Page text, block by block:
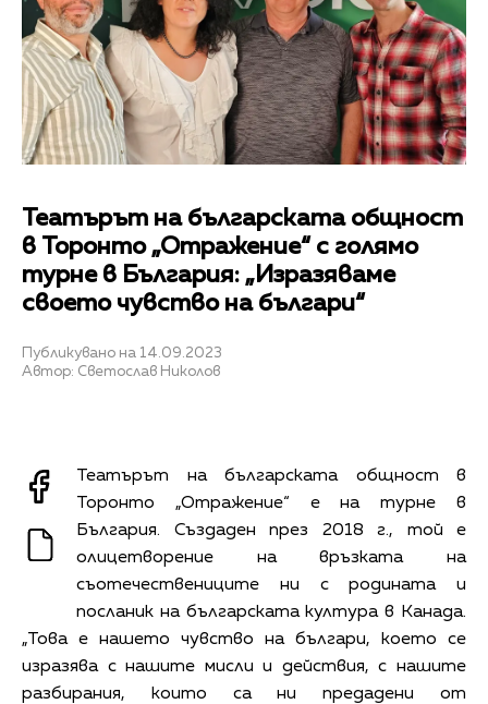
Театърът на българската общност
в Торонто „Отражение“ с голямо
турне в България: „Изразяваме
своето чувство на българи“
Публикувано на 14.09.2023
Автор: Светослав Николов
Театърът на българската общност в
Торонто „Отражение“ е на турне в
България. Създаден през 2018 г., той е
олицетворение на връзката на
съотечествениците ни с родината и
посланик на българската култура в Канада.
„Това е нашето чувство на българи, което се
изразява с нашите мисли и действия, с нашите
разбирания, които са ни предадени от